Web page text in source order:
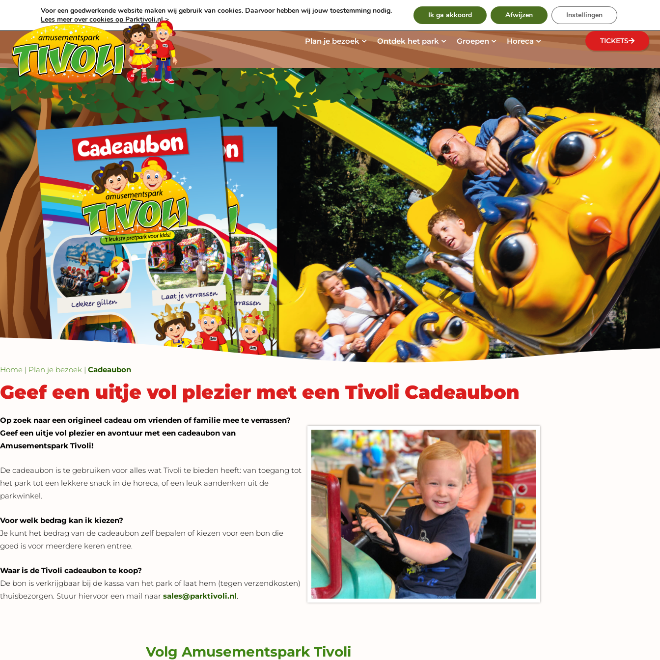
de
inhoud
Werken bij Nieuws Contact & Route Zoeken
Plan je bezoek Open Plan je bezoek
Ontdek het park Open Ontdek het park
Groepen Open Groepen
Horeca Open Horeca TICKETS
Home | Plan je bezoek | Cadeaubon
Geef een uitje vol plezier met een Tivoli Cadeaubon
Op zoek naar een origineel cadeau om vrienden of familie mee te verrassen?
Geef een uitje vol plezier en avontuur met een cadeaubon van
Amusementspark Tivoli!
De cadeaubon is te gebruiken voor alles wat Tivoli te bieden heeft: van toegang tot
het park tot een lekkere snack in de horeca, of een leuk aandenken uit de
parkwinkel.
Voor welk bedrag kan ik kiezen?
Je kunt het bedrag van de cadeaubon zelf bepalen of kiezen voor een bon die
goed is voor meerdere keren entree.
Waar is de Tivoli cadeaubon te koop?
De bon is verkrijgbaar bij de kassa van het park of laat hem (tegen verzendkosten)
thuisbezorgen. Stuur hiervoor een mail naar sales@parktivoli.nl.
Volg Amusementspark Tivoli
Voor een goedwerkende website maken wij gebruik van cookies. Daarvoor hebben wij jouw toestemming nodig.
Lees meer over cookies op Parktivoli.nl >
Ik ga akkoord Afwijzen Instellingen